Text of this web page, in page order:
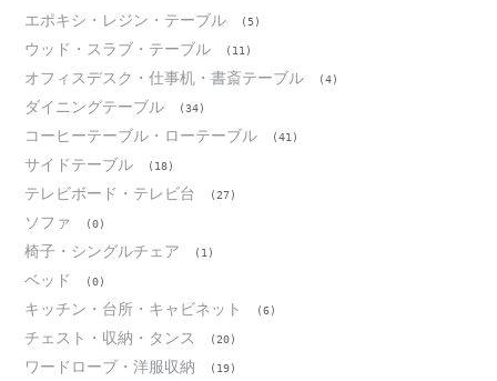
エポキシ・レジン・テーブル (5)
ウッド・スラブ・テーブル (11)
オフィスデスク・仕事机・書斎テーブル (4)
ダイニングテーブル (34)
コーヒーテーブル・ローテーブル (41)
サイドテーブル (18)
テレビボード・テレビ台 (27)
ソファ (0)
椅子・シングルチェア (1)
ベッド (0)
キッチン・台所・キャビネット (6)
チェスト・収納・タンス (20)
ワードローブ・洋服収納 (19)